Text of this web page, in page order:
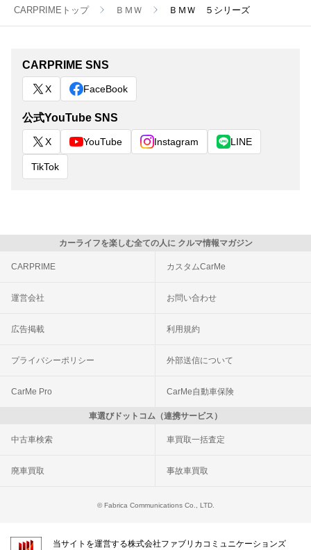
CARPRIMEトップ ＢＭＷ ＢＭＷ ５シリーズ
CARPRIME SNS
X FaceBook
公式YouTube SNS
X YouTube Instagram LINE
TikTok
カーライフを楽しむ全ての人に クルマ情報マガジン
CARPRIME カスタムCarMe
運営会社 お問い合わせ
広告掲載 利用規約
プライバシーポリシー 外部送信について
CarMe Pro CarMe自動車保険
車選びドットコム（連携サービス）
中古車検索 車買取一括査定
廃車買取 事故車買取
© Fabrica Communications Co., LTD.
当サイトを運営する株式会社ファブリカコミュニケーションズ